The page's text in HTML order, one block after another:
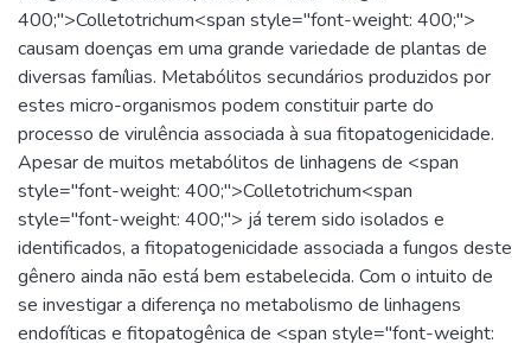
400;">Colletotrichum<span style="font-weight: 400;">
causam doenças em uma grande variedade de plantas de
diversas famílias. Metabólitos secundários produzidos por
estes micro-organismos podem constituir parte do
processo de virulência associada à sua fitopatogenicidade.
Apesar de muitos metabólitos de linhagens de <span
style="font-weight: 400;">Colletotrichum<span
style="font-weight: 400;"> já terem sido isolados e
identificados, a fitopatogenicidade associada a fungos deste
gênero ainda não está bem estabelecida. Com o intuito de
se investigar a diferença no metabolismo de linhagens
endofíticas e fitopatogênica de <span style="font-weight: